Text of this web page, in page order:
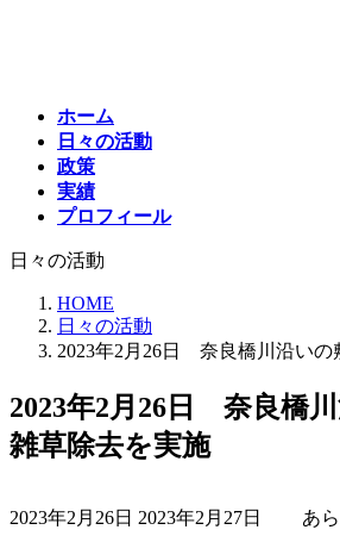
ホーム
日々の活動
政策
実績
プロフィール
日々の活動
HOME
日々の活動
2023年2月26日 奈良橋川沿いの
2023年2月26日 奈良橋
雑草除去を実施
2023年2月26日 終
2023年2月27日 あ